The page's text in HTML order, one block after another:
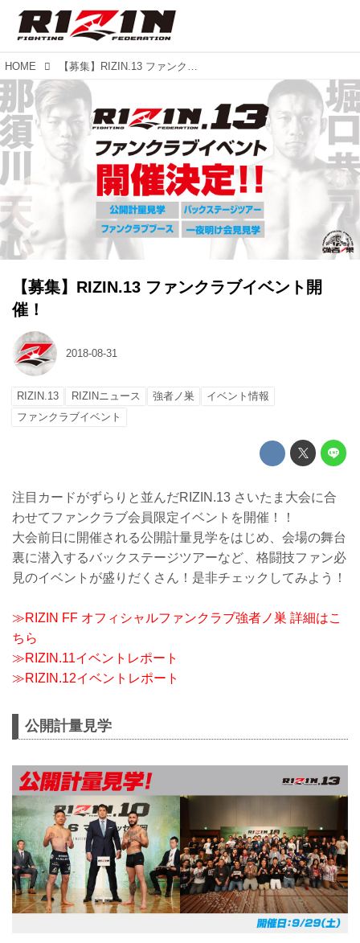
HOME 【募集】RIZIN.13 ファンクラブイベント開催！
【募集】RIZIN.13 ファンクラブイベント開
催！
2018-08-31
RIZIN.13 RIZINニュース 強者ノ巣
イベント情報
ファンクラブイベント
注目カードがずらりと並んだRIZIN.13 さいたま大会に合
わせてファンクラブ会員限定イベントを開催！！
大会前日に開催される公開計量見学をはじめ、会場の舞台
裏に潜入するバックステージツアーなど、格闘技ファン必
見のイベントが盛りだくさん！是非チェックしてみよう！
≫RIZIN FF オフィシャルファンクラブ強者ノ巣 詳細はこ
ちら
≫RIZIN.11イベントレポート
≫RIZIN.12イベントレポート
公開計量見学